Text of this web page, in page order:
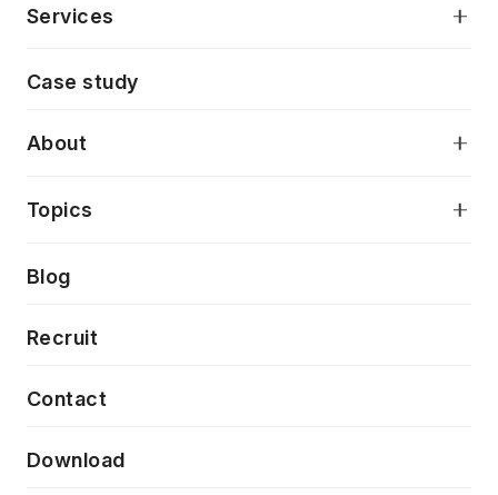
Services
AI駆動開発支援
モダナイゼーション
特徴量エンジニアリングと生成AI
デジタルプロダクトデザイン
デザインシステム構築支援
フロントエンド開発
Case study
About
当社が目指しているもの
Topics
Press release
News
Event/Seminer
Blog
Recruit
Contact
Download